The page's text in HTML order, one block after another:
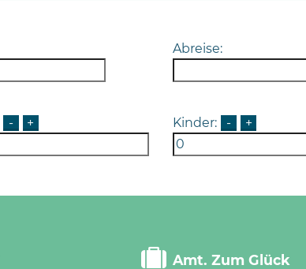
Abreise:
- + Kinder: - +
Amt. Zum Glück